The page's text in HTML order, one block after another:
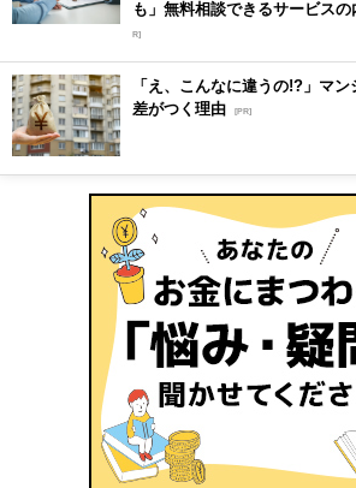
も」無料相談できるサービス
R]
「え、こんなに違うの!?」マ
差がつく理由 [PR]